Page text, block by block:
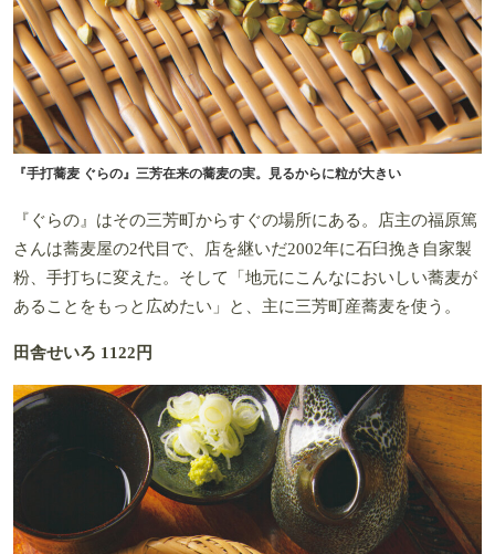
『手打蕎麦 ぐらの』三芳在来の蕎麦の実。見るからに粒が大きい
『ぐらの』はその三芳町からすぐの場所にある。店主の福原篤
さんは蕎麦屋の2代目で、店を継いだ2002年に石臼挽き自家製
粉、手打ちに変えた。そして「地元にこんなにおいしい蕎麦が
あることをもっと広めたい」と、主に三芳町産蕎麦を使う。
田舎せいろ 1122円